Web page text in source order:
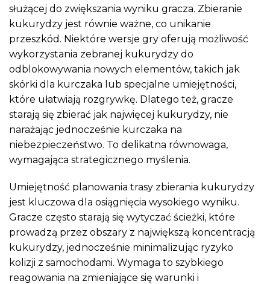
służącej do zwiększania wyniku gracza. Zbieranie
kukurydzy jest równie ważne, co unikanie
przeszkód. Niektóre wersje gry oferują możliwość
wykorzystania zebranej kukurydzy do
odblokowywania nowych elementów, takich jak
skórki dla kurczaka lub specjalne umiejętności,
które ułatwiają rozgrywkę. Dlatego też, gracze
starają się zbierać jak najwięcej kukurydzy, nie
narażając jednocześnie kurczaka na
niebezpieczeństwo. To delikatna równowaga,
wymagająca strategicznego myślenia.
Umiejętność planowania trasy zbierania kukurydzy
jest kluczowa dla osiągnięcia wysokiego wyniku.
Gracze często starają się wytyczać ścieżki, które
prowadzą przez obszary z największą koncentracją
kukurydzy, jednocześnie minimalizując ryzyko
kolizji z samochodami. Wymaga to szybkiego
reagowania na zmieniające się warunki i